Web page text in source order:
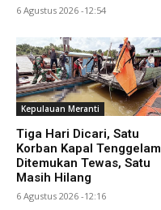
6 Agustus 2026 -12:54
Kepulauan Meranti
Tiga Hari Dicari, Satu
Korban Kapal Tenggelam
Ditemukan Tewas, Satu
Masih Hilang
6 Agustus 2026 -12:16